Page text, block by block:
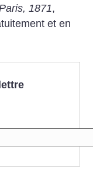
1871,
et en